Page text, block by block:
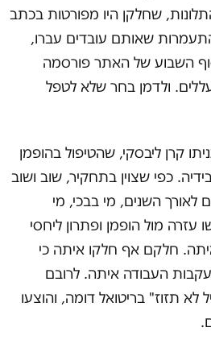
שחלקן היו מפורטות בכתב
שאותם עובדים עברו,
השבוע של האתר פורסמה
ולדמן בחר שלא לטפל
קרן ליבסקי, שהטיפול בהופמן
כפי שצוין בתחקיר, שוב ושוב
לאורך השנים, מי בבכי, מי
עזרה מול הופמן ופתרון ליחסי
חלקם אף חלקו איתה כי
העבודה איתה. לרובם
לא תזוז" בריטואל דומה, והוצעו